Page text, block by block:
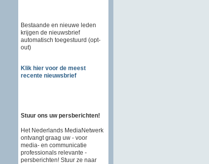
Bestaande en nieuwe leden
krijgen de nieuwsbrief
automatisch toegestuurd (opt-
out)
Klik hier voor de meest
recente nieuwsbrief
Stuur ons uw persberichten!
Het Nederlands MediaNetwerk
ontvangt graag uw - voor
media- en communicatie
professionals relevante -
persberichten! Stuur ze naar